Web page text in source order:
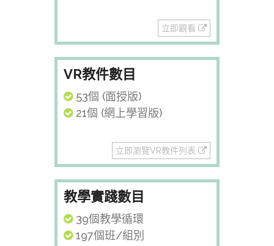
立即觀看
VR教件數目
53個 (面授版)
21個 (網上學習版)
立即瀏覽VR教件列表
教學實踐數目
39個教學循環
197個班/組別